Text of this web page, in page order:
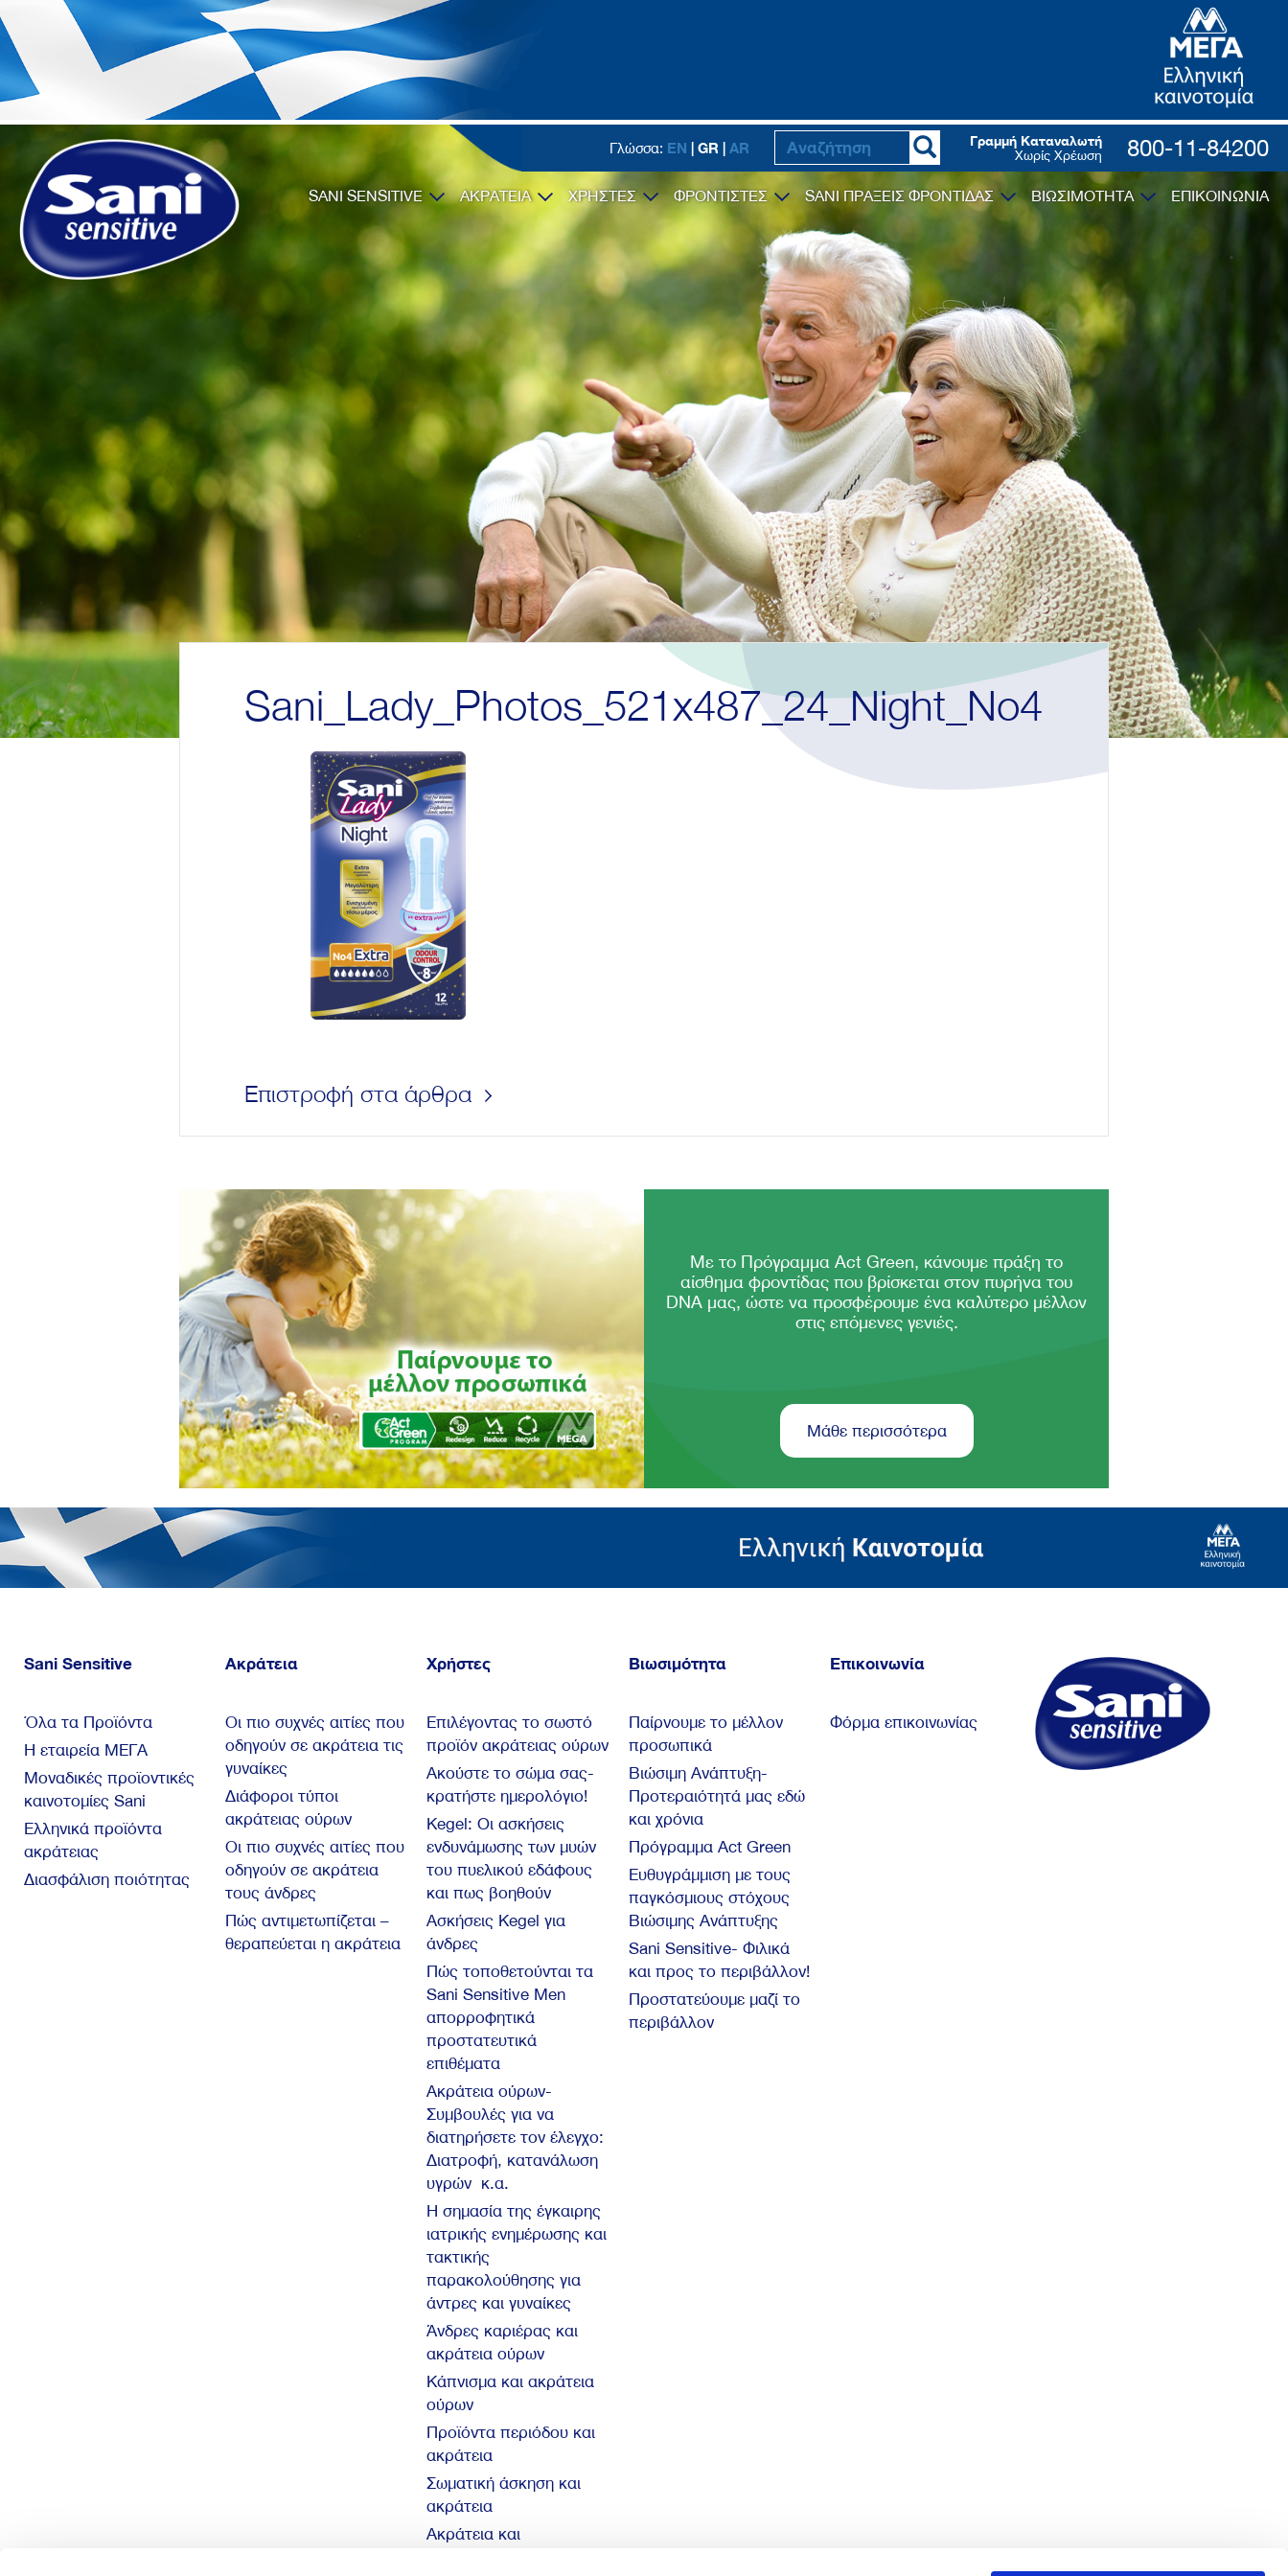
Γλώσσα: EN | GR | AR Γραμμή Καταναλωτή
Χωρίς Χρέωση 800-11-84200
SANI SENSITIVE ΑΚΡΑΤΕΙΑ ΧΡΗΣΤΕΣ ΦΡΟΝΤΙΣΤΕΣ SANI ΠΡΑΞΕΙΣ ΦΡΟΝΤΙΔΑΣ ΒΙΩΣΙΜΟΤΗΤΑ ΕΠΙΚΟΙΝΩΝΙΑ
Sani_Lady_Photos_521x487_24_Night_No4
Επιστροφή στα άρθρα
Με το Πρόγραμμα Act Green, κάνουμε πράξη το
αίσθημα φροντίδας που βρίσκεται στον πυρήνα του
DNA μας, ώστε να προσφέρουμε ένα καλύτερο μέλλον
στις επόμενες γενιές.
Μάθε περισσότερα
Sani Sensitive
Όλα τα Προϊόντα
Η εταιρεία ΜΕΓΑ
Μοναδικές προϊοντικές
καινοτομίες Sani
Ελληνικά προϊόντα
ακράτειας
Διασφάλιση ποιότητας
Ακράτεια
Οι πιο συχνές αιτίες που
οδηγούν σε ακράτεια τις
γυναίκες
Διάφοροι τύποι
ακράτειας ούρων
Οι πιο συχνές αιτίες που
οδηγούν σε ακράτεια
τους άνδρες
Πώς αντιμετωπίζεται –
θεραπεύεται η ακράτεια
Χρήστες
Επιλέγοντας το σωστό
προϊόν ακράτειας ούρων
Ακούστε το σώμα σας-
κρατήστε ημερολόγιο!
Kegel: Oι ασκήσεις
ενδυνάμωσης των μυών
του πυελικού εδάφους
και πως βοηθούν
Ασκήσεις Kegel για
άνδρες
Πώς τοποθετούνται τα
Sani Sensitive Men
απορροφητικά
προστατευτικά
επιθέματα
Ακράτεια ούρων-
Συμβουλές για να
διατηρήσετε τον έλεγχο:
Διατροφή, κατανάλωση
υγρών κ.α.
Η σημασία της έγκαιρης
ιατρικής ενημέρωσης και
τακτικής
παρακολούθησης για
άντρες και γυναίκες
Άνδρες καριέρας και
ακράτεια ούρων
Κάπνισμα και ακράτεια
ούρων
Προϊόντα περιόδου και
ακράτεια
Σωματική άσκηση και
ακράτεια
Ακράτεια και
Βιωσιμότητα
Παίρνουμε το μέλλον
προσωπικά
Βιώσιμη Ανάπτυξη-
Προτεραιότητά μας εδώ
και χρόνια
Πρόγραμμα Act Green
Ευθυγράμμιση με τους
παγκόσμιους στόχους
Βιώσιμης Ανάπτυξης
Sani Sensitive- Φιλικά
και προς το περιβάλλον!
Προστατεύουμε μαζί το
περιβάλλον
Επικοινωνία
Φόρμα επικοινωνίας